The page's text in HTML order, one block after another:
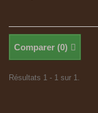
Comparer (0)
Résultats 1 - 1 sur 1.